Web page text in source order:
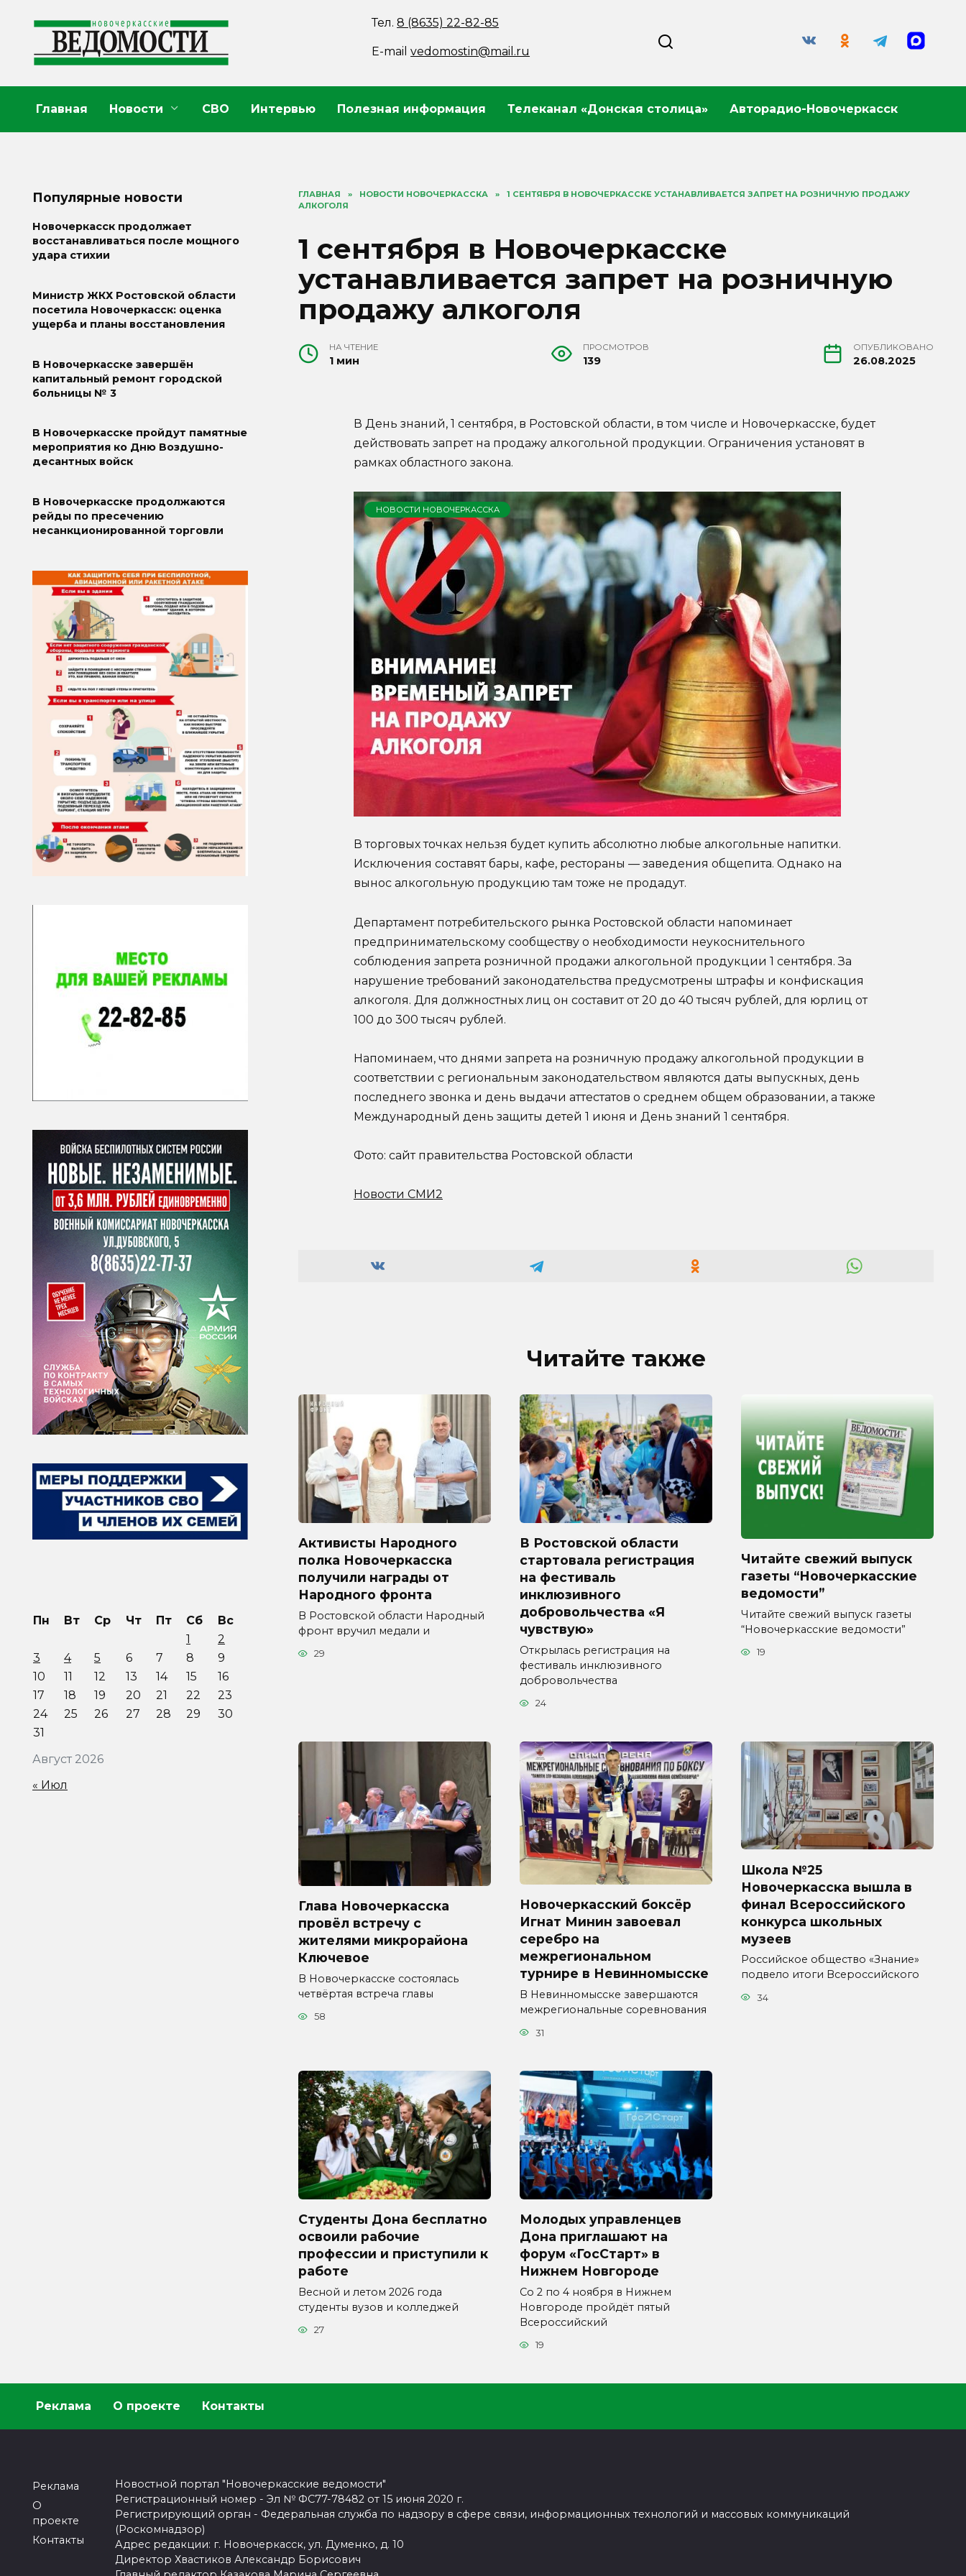
содержанию
Тел.8 (8635) 22-82-85
E-mailvedomostin@mail.ru
Главная Новости СВО Интервью Полезная информация Телеканал «Донская столица» Авторадио-Новочеркасск
ГЛАВНАЯ » НОВОСТИ НОВОЧЕРКАССКА »
1 СЕНТЯБРЯ В НОВОЧЕРКАССКЕ УСТАНАВЛИВАЕТСЯ ЗАПРЕТ НА РОЗНИЧНУЮ ПРОДАЖУ
АЛКОГОЛЯ
1 сентября в Новочеркасске
устанавливается запрет на розничную
продажу алкоголя
НА ЧТЕНИЕ
1 мин
ПРОСМОТРОВ
139
ОПУБЛИКОВАНО
26.08.2025
В День знаний, 1 сентября, в Ростовской области, в том числе и Новочеркасске, будет
действовать запрет на продажу алкогольной продукции. Ограничения установят в
рамках областного закона.
НОВОСТИ НОВОЧЕРКАССКА
В торговых точках нельзя будет купить абсолютно любые алкогольные напитки.
Исключения составят бары, кафе, рестораны — заведения общепита. Однако на
вынос алкогольную продукцию там тоже не продадут.
Департамент потребительского рынка Ростовской области напоминает
предпринимательскому сообществу о необходимости неукоснительного
соблюдения запрета розничной продажи алкогольной продукции 1 сентября. За
нарушение требований законодательства предусмотрены штрафы и конфискация
алкоголя. Для должностных лиц он составит от 20 до 40 тысяч рублей, для юрлиц от
100 до 300 тысяч рублей.
Напоминаем, что днями запрета на розничную продажу алкогольной продукции в
соответствии с региональным законодательством являются даты выпускных, день
последнего звонка и день выдачи аттестатов о среднем общем образовании, а также
Международный день защиты детей 1 июня и День знаний 1 сентября.
Фото: сайт правительства Ростовской области
Новости СМИ2
Читайте также
Активисты Народного
полка Новочеркасска
получили награды от
Народного фронта
В Ростовской области Народный
фронт вручил медали и
29
В Ростовской области
стартовала регистрация
на фестиваль
инклюзивного
добровольчества «Я
чувствую»
Открылась регистрация на
фестиваль инклюзивного
добровольчества
24
Читайте свежий выпуск
газеты “Новочеркасские
ведомости”
Читайте свежий выпуск газеты
“Новочеркасские ведомости”
19
Глава Новочеркасска
провёл встречу с
жителями микрорайона
Ключевое
В Новочеркасске состоялась
четвёртая встреча главы
58
Новочеркасский боксёр
Игнат Минин завоевал
серебро на
межрегиональном
турнире в Невинномысске
В Невинномысске завершаются
межрегиональные соревнования
31
Школа №25
Новочеркасска вышла в
финал Всероссийского
конкурса школьных
музеев
Российское общество «Знание»
подвело итоги Всероссийского
34
Студенты Дона бесплатно
освоили рабочие
профессии и приступили к
работе
Весной и летом 2026 года
студенты вузов и колледжей
27
Молодых управленцев
Дона приглашают на
форум «ГосСтарт» в
Нижнем Новгороде
Со 2 по 4 ноября в Нижнем
Новгороде пройдёт пятый
Всероссийский
19
Популярные новости
Новочеркасск продолжает
восстанавливаться после мощного
удара стихии
Министр ЖКХ Ростовской области
посетила Новочеркасск: оценка
ущерба и планы восстановления
В Новочеркасске завершён
капитальный ремонт городской
больницы № 3
В Новочеркасске пройдут памятные
мероприятия ко Дню Воздушно-
десантных войск
В Новочеркасске продолжаются
рейды по пресечению
несанкционированной торговли
Август 2026
Пн Вт Ср Чт Пт Сб
Вс
1
2
3
4 5 6 7 8
9
10
11 12 13 14 15
16
17
18 19 20 21 22
23
24
25 26 27 28 29
30
31
« Июл
Реклама О проекте Контакты
Реклама
О
проекте
Контакты
Новостной портал "Новочеркасские ведомости"
Регистрационный номер - Эл № ФС77-78482 от 15 июня 2020 г.
Регистрирующий орган - Федеральная служба по надзору в сфере связи, информационных технологий и массовых коммуникаций
(Роскомнадзор)
Адрес редакции: г. Новочеркасск, ул. Думенко, д. 10
Директор Хвастиков Александр Борисович